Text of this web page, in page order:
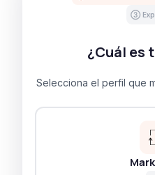
③
¿Cuál es
Selecciona el perfil que